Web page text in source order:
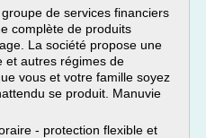
de services financiers
complète de produits
La société propose une
et autres régimes de
vous et votre famille soyez
se produit. Manuvie
- protection flexible et